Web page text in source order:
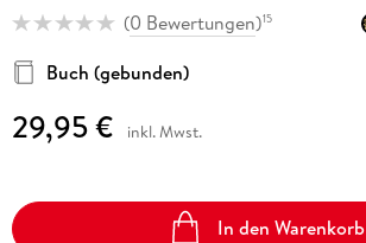
(0 Bewertungen)15
Buch (gebunden)
29,95 € inkl. Mwst.
In den Warenkorb